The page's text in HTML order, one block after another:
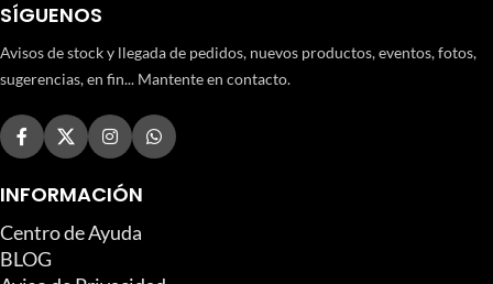
SÍGUENOS
Avisos de stock y llegada de pedidos, nuevos productos, eventos, fotos,
sugerencias, en fin... Mantente en contacto.
INFORMACIÓN
Centro de Ayuda
BLOG